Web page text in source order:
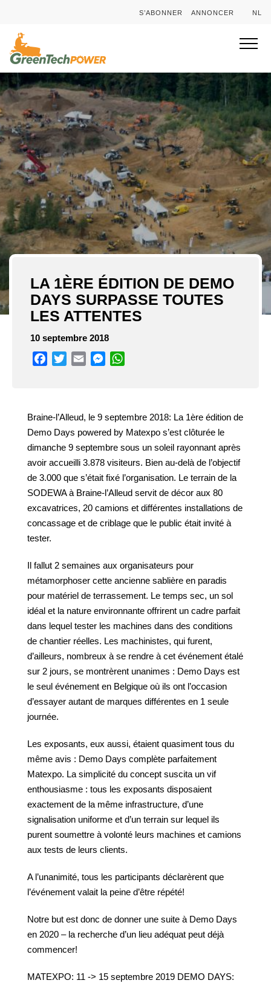
S’ABONNER ANNONCER NL
LA 1ÈRE ÉDITION DE DEMO
DAYS SURPASSE TOUTES
LES ATTENTES
10 septembre 2018
Facebook
TwitterEmail Messenger
Braine-l’Alleud, le 9 septembre 2018: La 1ère édition de
Demo Days powered by Matexpo s’est clôturée le
dimanche 9 septembre sous un soleil rayonnant après
avoir accueilli 3.878 visiteurs. Bien au-delà de l’objectif
de 3.000 que s’était fixé l’organisation. Le terrain de la
SODEWA à Braine-l’Alleud servit de décor aux 80
excavatrices, 20 camions et différentes installations de
concassage et de criblage que le public était invité à
tester.
Il fallut 2 semaines aux organisateurs pour
métamorphoser cette ancienne sablière en paradis
pour matériel de terrassement. Le temps sec, un sol
idéal et la nature environnante offrirent un cadre parfait
dans lequel tester les machines dans des conditions
de chantier réelles. Les machinistes, qui furent,
d’ailleurs, nombreux à se rendre à cet événement étalé
sur 2 jours, se montrèrent unanimes : Demo Days est
le seul événement en Belgique où ils ont l’occasion
d’essayer autant de marques différentes en 1 seule
journée.
Les exposants, eux aussi, étaient quasiment tous du
même avis : Demo Days complète parfaitement
Matexpo. La simplicité du concept suscita un vif
enthousiasme : tous les exposants disposaient
exactement de la même infrastructure, d’une
signalisation uniforme et d’un terrain sur lequel ils
purent soumettre à volonté leurs machines et camions
aux tests de leurs clients.
A l’unanimité, tous les participants déclarèrent que
l’événement valait la peine d’être répété!
Notre but est donc de donner une suite à Demo Days
en 2020 – la recherche d’un lieu adéquat peut déjà
commencer!
MATEXPO: 11 -> 15 septembre 2019 DEMO DAYS: